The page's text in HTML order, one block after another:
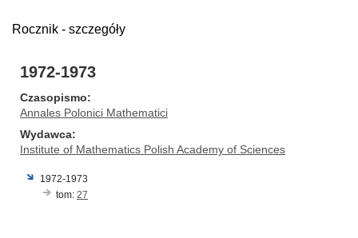
Rocznik - szczegóły
1972-1973
Czasopismo
Annales Polonici Mathematici
Wydawca
Institute of Mathematics Polish Academy of Sciences
1972-1973
tom: 27